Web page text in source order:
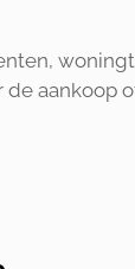
aankoop